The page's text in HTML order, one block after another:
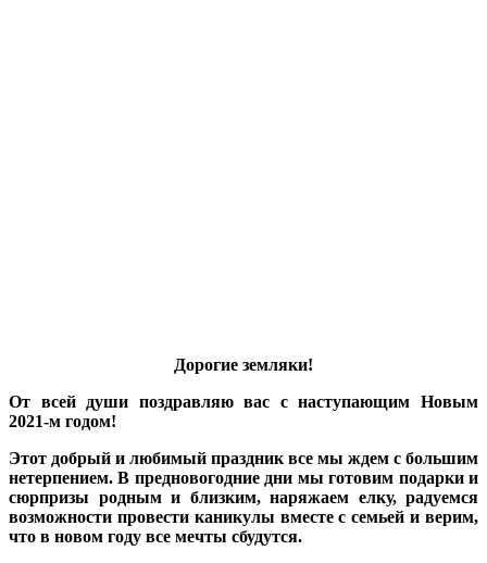
Дорогие земляки!
От всей души поздравляю вас с наступающим Новым
2021-м годом!
Этот добрый и любимый праздник все мы ждем с большим
нетерпением. В предновогодние дни мы готовим подарки и
сюрпризы родным и близким, наряжаем елку, радуемся
возможности провести каникулы вместе с семьей и верим,
что в новом году все мечты сбудутся.